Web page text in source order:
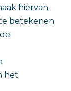
hiervan
betekenen
het